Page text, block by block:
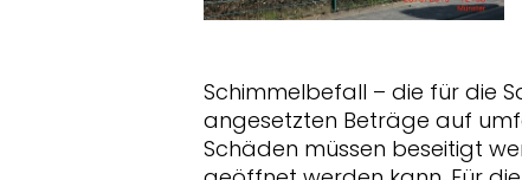
Schimmelbefall – die für die
angesetzten Beträge auf
Schäden müssen beseitigt